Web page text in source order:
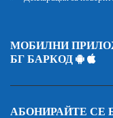
МОБИЛНИ
БГ БАРКОД
АБОНИРАЙТЕ СЕ